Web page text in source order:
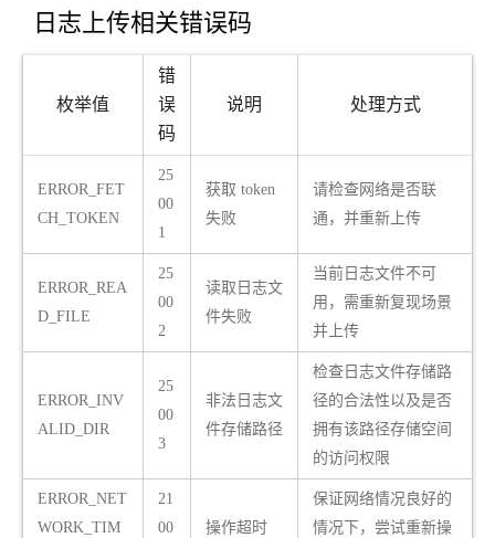
日志上传相关错误码
枚举值
错
误
码
说明 处理方式
ERROR_FET
CH_TOKEN
25
00
1
获取 token
失败
请检查网络是否联
通，并重新上传
ERROR_REA
D_FILE
25
00
2
读取日志文
件失败
当前日志文件不可
用，需重新复现场景
并上传
ERROR_INV
ALID_DIR
25
00
3
非法日志文
件存储路径
检查日志文件存储路
径的合法性以及是否
拥有该路径存储空间
的访问权限
ERROR_NET
WORK_TIM
21
00
操作超时
保证网络情况良好的
情况下，尝试重新操